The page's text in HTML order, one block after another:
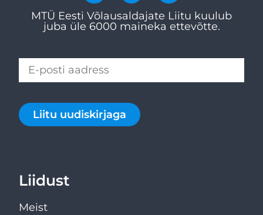
MTÜ Eesti Võlausaldajate Liitu kuulub
juba üle 6000 maineka ettevõtte.
Liitu uudiskirjaga
Liidust
Meist